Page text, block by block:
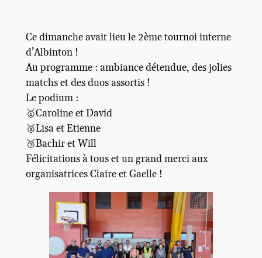
Ce dimanche avait lieu le 2ème tournoi interne
d’Albinton !
Au programme : ambiance détendue, des jolies
matchs et des duos assortis !
Le podium :
🥇Caroline et David
🥈Lisa et Etienne
🥉Bachir et Will
Félicitations à tous et un grand merci aux
organisatrices Claire et Gaelle !